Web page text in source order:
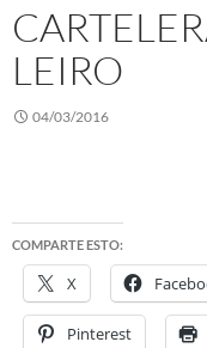
LEIRO
04/03/2016
COMPARTE ESTO:
X
Pinterest